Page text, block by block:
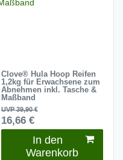
Clove® Hula Hoop Reifen
1,2kg für Erwachsene zum
Abnehmen inkl. Tasche &
Maßband
UVP 39,90 €
16,66 €
In den
Warenkorb